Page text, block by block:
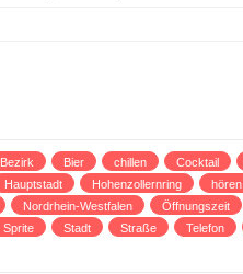
Bezirk Bier chillen Cocktail
Hauptstadt Hohenzollernring hören
Nordrhein-Westfalen Öffnungszeit
Sprite Stadt Straße Telefon